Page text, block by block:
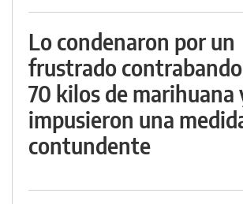
Lo condenaron por un
frustrado contrabando
70 kilos de marihuana
impusieron una
contundente